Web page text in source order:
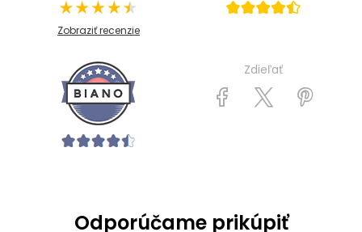
Zobraziť recenzie
Zdieľať
Odporúčame prikúpiť